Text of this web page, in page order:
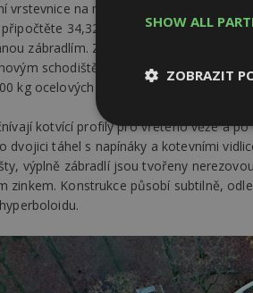
vrstevnice na mapě hovoří o cca 300 m
34,32 m výšky rozhledny. Po
zábradlím. Základová deska o objemu
schodištěm, ukotvenou křížícími
kg ocelových výztuží.
kotvící profily pro vřeteno věže a
dvojici táhel s napínáky a kotevními
výplně zábradlí jsou tvořeny
zinkem. Konstrukce působí subtilně,
SHOW ALL
ZOBRAZIT
Nezbytně
nutné
Nezbytně nutné